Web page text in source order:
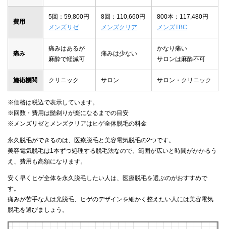
費用
5回：59,800円
メンズリゼ
8回：110,660円
メンズクリア
800本：117,480円
メンズTBC
痛み
痛みはあるが
麻酔で軽減可
痛みは少ない
かなり痛い
サロンは麻酔不可
施術機関 クリニック サロン サロン・クリニック
※価格は税込で表示しています。
※回数・費用は髭剃りが楽になるまでの目安
※メンズリゼとメンズクリアはヒゲ全体脱毛の料金
永久脱毛ができるのは、医療脱毛と美容電気脱毛の2つです。
美容電気脱毛は1本ずつ処理する脱毛法なので、範囲が広いと時間がかかるう
え、費用も高額になります。
安く早くヒゲ全体を永久脱毛したい人は、医療脱毛を選ぶのがおすすめで
す。
痛みが苦手な人は光脱毛、ヒゲのデザインを細かく整えたい人には美容電気
脱毛を選びましょう。